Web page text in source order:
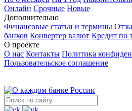
Онлайн Срочные Новые
Дополнительно
Финансовые статьи и термины
банков Конвертер валют Кредит по
О проекте
О нас Контакты Политика
Пользовательское соглашение